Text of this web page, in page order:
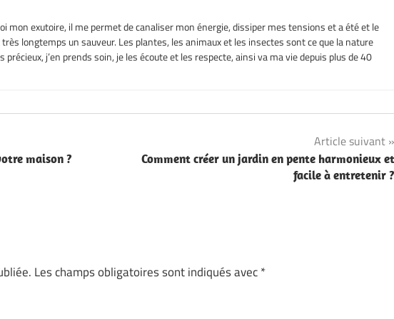
mon exutoire, il me permet de canaliser mon énergie, dissiper mes tensions et a été et le
longtemps un sauveur. Les plantes, les animaux et les insectes sont ce que la nature
précieux, j’en prends soin, je les écoute et les respecte, ainsi va ma vie depuis plus de 40
maison ?
Article suivant
Comment créer un jardin en pente harmonieux et
facile à entretenir ?
Les champs obligatoires sont indiqués avec*